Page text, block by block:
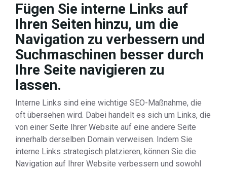
Fügen Sie interne Links auf
Ihren Seiten hinzu, um die
Navigation zu verbessern und
Suchmaschinen besser durch
Ihre Seite navigieren zu
lassen.
Interne Links sind eine wichtige SEO-Maßnahme, die
oft übersehen wird. Dabei handelt es sich um Links, die
von einer Seite Ihrer Website auf eine andere Seite
innerhalb derselben Domain verweisen. Indem Sie
interne Links strategisch platzieren, können Sie die
Navigation auf Ihrer Website verbessern und sowohl